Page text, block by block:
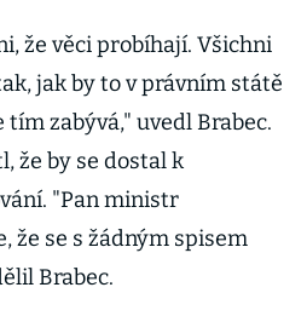
že věci probíhají. Všichni
jak by to v právním státě
zabývá," uvedl Brabec.
že by se dostal k
"Pan ministr
že se s žádným spisem
Brabec.